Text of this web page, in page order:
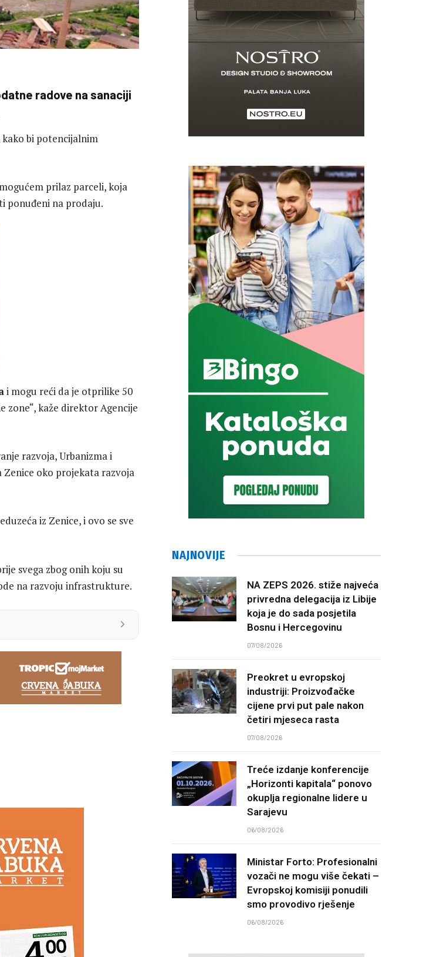
radove na sanaciji
bi potencijalnim
prilaz parceli, koja
ponuđeni na prodaju.
i mogu reći da je otprilike 50
zone“, kaže direktor Agencije
razvoja, Urbanizma i
Zenice oko projekata razvoja
iz Zenice, i ovo se sve
svega zbog onih koju su
na razvoju infrastrukture.
NAJNOVIJE
NA ZEPS 2026. stiže najveća
privredna delegacija iz Libije
koja je do sada posjetila
Bosnu i Hercegovinu
07/08/2026
Preokret u evropskoj
industriji: Proizvođačke
cijene prvi put pale nakon
četiri mjeseca rasta
07/08/2026
Treće izdanje konferencije
„Horizonti kapitala“ ponovo
okuplja regionalne lidere u
Sarajevu
06/08/2026
Ministar Forto: Profesionalni
vozači ne mogu više čekati –
Evropskoj komisiji ponudili
smo provodivo rješenje
06/08/2026